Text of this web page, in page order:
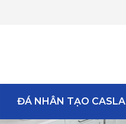
ĐÁ NHÂN TẠO CASLA